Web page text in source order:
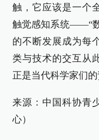
触，它应该是一个
触觉感知系统——“
的不断发展成为每
类与技术的交互从
正是当代科学家们的
来源：中国科协青
心）